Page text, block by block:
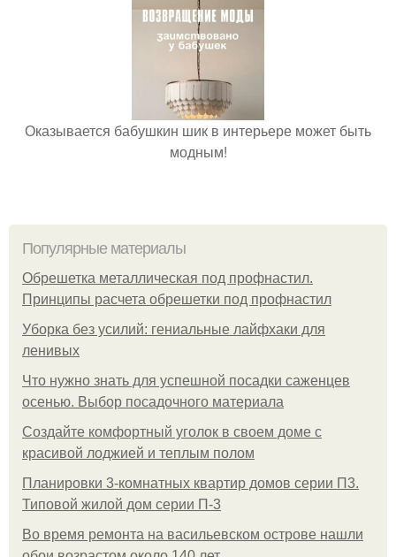
Оказывается бабушкин шик в интерьере может быть
модным!
Популярные материалы
Обрешетка металлическая под профнастил.
Принципы расчета обрешетки под профнастил
Уборка без усилий: гениальные лайфхаки для
ленивых
Что нужно знать для успешной посадки саженцев
осенью. Выбор посадочного материала
Создайте комфортный уголок в своем доме с
красивой лоджией и теплым полом
Планировки 3-комнатных квартир домов серии П3.
Типовой жилой дом серии П-3
Во время ремонта на васильевском острове нашли